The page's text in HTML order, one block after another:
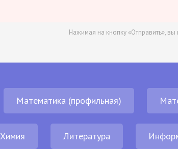
Нажимая на кнопку «Отправить», вы
Математика (профильная)
Химия Литература